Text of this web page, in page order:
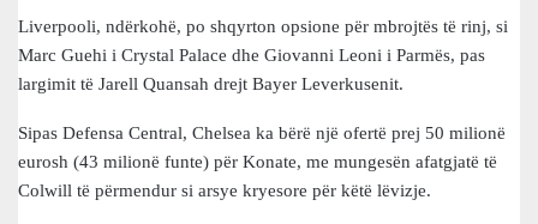
Liverpooli, ndërkohë, po shqyrton opsione për mbrojtës të rinj, si
Marc Guehi i Crystal Palace dhe Giovanni Leoni i Parmës, pas
largimit të Jarell Quansah drejt Bayer Leverkusenit.
Sipas Defensa Central, Chelsea ka bërë një ofertë prej 50 milionë
eurosh (43 milionë funte) për Konate, me mungesën afatgjatë të
Colwill të përmendur si arsye kryesore për këtë lëvizje.